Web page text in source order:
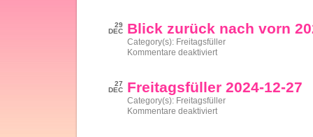
29
DEC
Blick zurück nach vorn
Category(s): Freitagsfüller
Kommentare deaktiviertfür
vorn
2024
27
DEC
Freitagsfüller 2024-12-27
Category(s): Freitagsfüller
Kommentare deaktiviertfür